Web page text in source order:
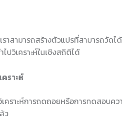
เราสามารถสร้างตัวแปรที่สามารถวัด
ปวิเคราะห์ในเชิงสถิติได้
ราะห์
คราะห์การถดถอยหรือการทดสอบค
ว